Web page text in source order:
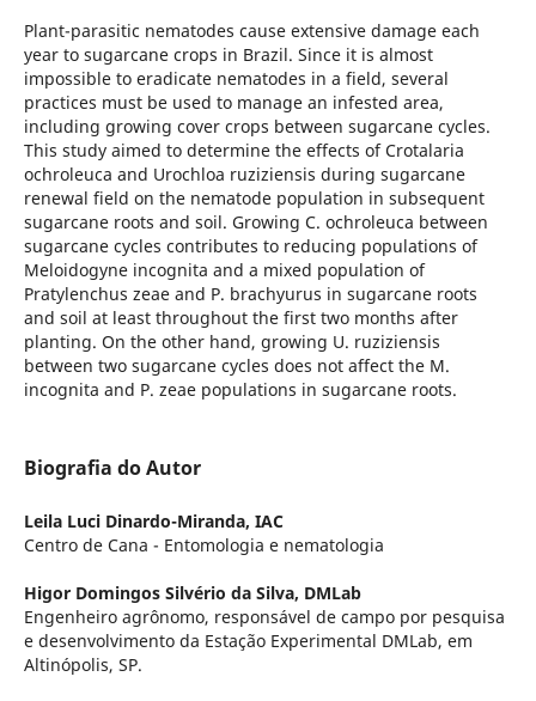
Plant-parasitic nematodes cause extensive damage each
year to sugarcane crops in Brazil. Since it is almost
impossible to eradicate nematodes in a field, several
practices must be used to manage an infested area,
including growing cover crops between sugarcane cycles.
This study aimed to determine the effects of Crotalaria
ochroleuca and Urochloa ruziziensis during sugarcane
renewal field on the nematode population in subsequent
sugarcane roots and soil. Growing C. ochroleuca between
sugarcane cycles contributes to reducing populations of
Meloidogyne incognita and a mixed population of
Pratylenchus zeae and P. brachyurus in sugarcane roots
and soil at least throughout the first two months after
planting. On the other hand, growing U. ruziziensis
between two sugarcane cycles does not affect the M.
incognita and P. zeae populations in sugarcane roots.
Biografia do Autor
Leila Luci Dinardo-Miranda, IAC
Centro de Cana - Entomologia e nematologia
Higor Domingos Silvério da Silva, DMLab
Engenheiro agrônomo, responsável de campo por pesquisa
e desenvolvimento da Estação Experimental DMLab, em
Altinópolis, SP.